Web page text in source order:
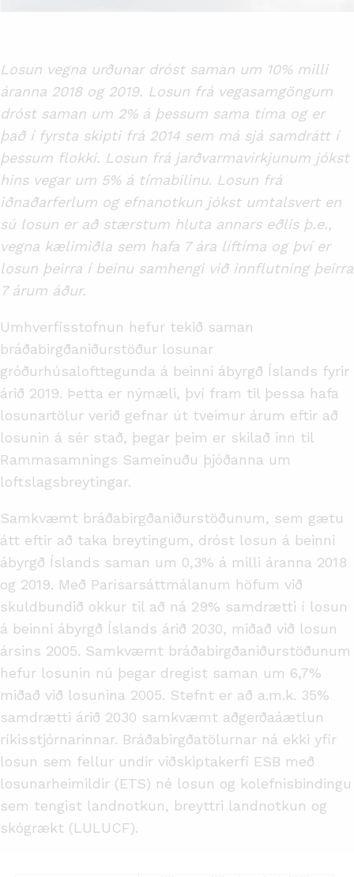
Losun vegna urðunar dróst saman um 10% milli
áranna 2018 og 2019. Losun frá vegasamgöngum
dróst saman um 2% á þessum sama tíma og er
það í fyrsta skipti frá 2014 sem má sjá samdrátt í
þessum flokki. Losun frá jarðvarmavirkjunum jókst
hins vegar um 5% á tímabilinu. Losun frá
iðnaðarferlum og efnanotkun jókst umtalsvert en
sú losun er að stærstum hluta annars eðlis þ.e.,
vegna kælimiðla sem hafa 7 ára líftíma og því er
losun þeirra í beinu samhengi við innflutning þeirra
7 árum áður.
Umhverfisstofnun hefur tekið saman
bráðabirgðaniðurstöður losunar
gróðurhúsalofttegunda á beinni ábyrgð Íslands fyrir
árið 2019. Þetta er nýmæli, því fram til þessa hafa
losunartölur verið gefnar út tveimur árum eftir að
losunin á sér stað, þegar þeim er skilað inn til
Rammasamnings Sameinuðu þjóðanna um
loftslagsbreytingar.
Samkvæmt bráðabirgðaniðurstöðunum, sem gætu
átt eftir að taka breytingum, dróst losun á beinni
ábyrgð Íslands saman um 0,3% á milli áranna 2018
og 2019. Með Parísarsáttmálanum höfum við
skuldbundið okkur til að ná 29% samdrætti í losun
á beinni ábyrgð Íslands árið 2030, miðað við losun
ársins 2005. Samkvæmt bráðabirgðaniðurstöðunum
hefur losunin nú þegar dregist saman um 6,7%
miðað við losunina 2005. Stefnt er að a.m.k. 35%
samdrætti árið 2030 samkvæmt aðgerðaáætlun
ríkisstjórnarinnar. Bráðabirgðatölurnar ná ekki yfir
losun sem fellur undir viðskiptakerfi ESB með
losunarheimildir (ETS) né losun og kolefnisbindingu
sem tengist landnotkun, breyttri landnotkun og
skógrækt (LULUCF).